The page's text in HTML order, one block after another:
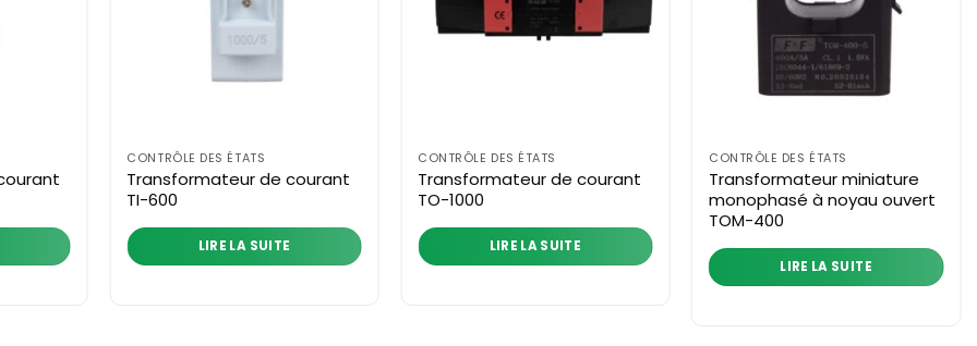
CONTRÔLE DES ÉTATS
Transformateur de courant
TI-600
LIRE LA SUITE
CONTRÔLE DES ÉTATS
Transformateur de courant
TO-1000
LIRE LA SUITE
CONTRÔLE DES ÉTATS
Transformateur miniature
monophasé à noyau ouvert
TOM-400
LIRE LA SUITE